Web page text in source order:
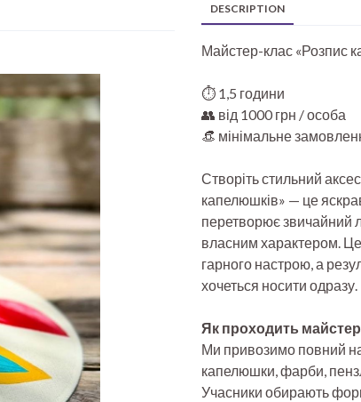
DESCRIPTION
Майстер-клас «Розпис
⏱️ 1,5 години
👥 від 1000 грн / особа
👒 мінімальне
Створіть стильний
капелюшків» — це
перетворює звичайний
власним характером.
гарного настрою, а
хочеться носити одразу.
Як проходить
Ми привозимо повний
капелюшки, фарби,
Учасники обирають